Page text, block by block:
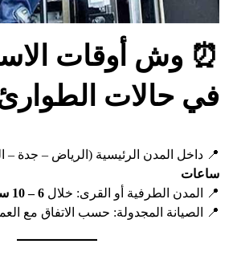
⏰ وش أوقات
في حالات
📍 داخل المدن الرئيسية (الرياض – جدة –
ساعات
📍 المدن الطرفية أو القرى: خلال6 – 10 ساعات
📍 الصيانة المجدولة: حسب الاتفاق مع